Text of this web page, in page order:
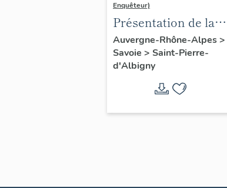
Enquêteur)
Présentation de la
commune de Saint-
Pierre-d'Albigny
Auvergne-Rhône-Alpes>
Savoie > Saint-Pierre-
d'Albigny